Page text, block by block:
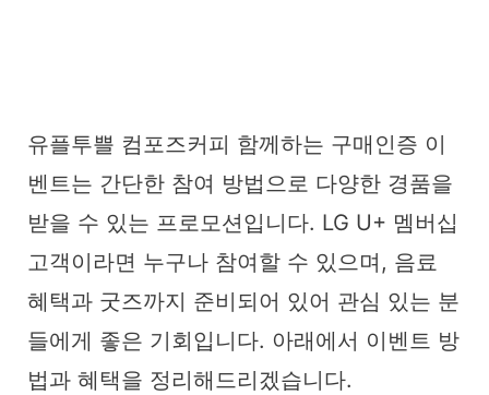
유플투쁠 컴포즈커피 함께하는 구매인증 이
벤트는 간단한 참여 방법으로 다양한 경품을
받을 수 있는 프로모션입니다. LG U+ 멤버십
고객이라면 누구나 참여할 수 있으며, 음료
혜택과 굿즈까지 준비되어 있어 관심 있는 분
들에게 좋은 기회입니다. 아래에서 이벤트 방
법과 혜택을 정리해드리겠습니다.